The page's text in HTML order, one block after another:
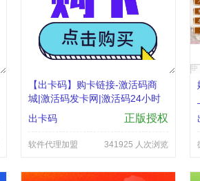
【出卡码】购卡链接-激活码商
城|激活码发卡网|激活码24小时
自助发卡|点击进入
出卡码 正版授权
软件代理加盟 341925 人次浏览